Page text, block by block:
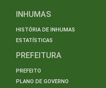
INHUMAS
HISTÓRIA DE INHUMAS
ESTATÍSTICAS
PREFEITURA
PREFEITO
PLANO DE GOVERNO